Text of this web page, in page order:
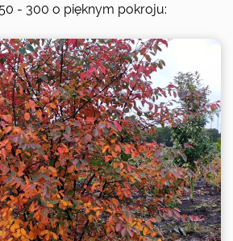
- 300 o pięknym pokroju: